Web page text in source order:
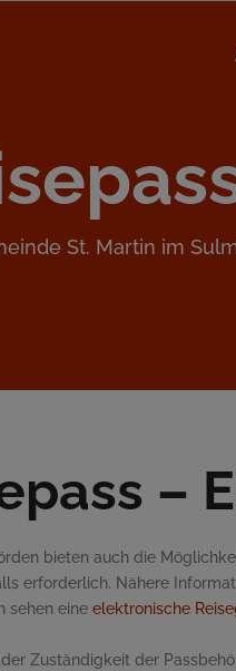
St. Martin im
–
bieten auch die
erforderlich. Nähere
sehen eine elektronische
Zuständigkeit der